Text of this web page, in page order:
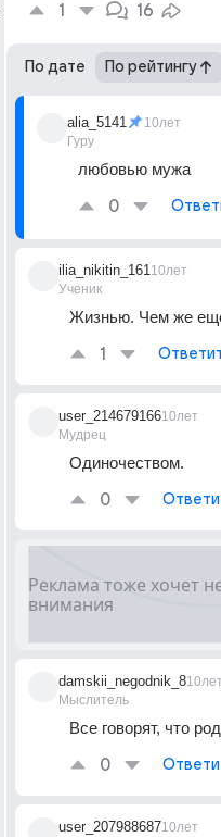
1 16
По дате По рейтингу
alia_5141
Гуру
10лет
любовью мужа
0
ilia_nikitin_161
Ученик
10лет
Жизнью. Чем же
1
user_214679166
Мудрец
10лет
Одиночеством.
0
damskii_negodnik_8
Мыслитель
Все говорят, что
0
user_20798868710лет